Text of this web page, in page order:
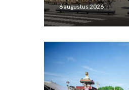
6 augustus 2026